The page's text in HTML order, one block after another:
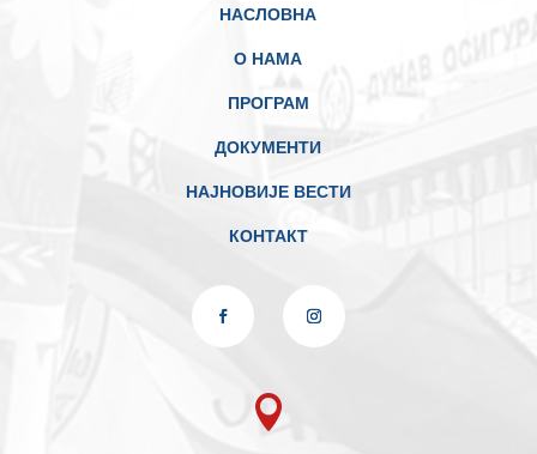
НАСЛОВНА
О НАМА
ПРОГРАМ
ДОКУМЕНТИ
НАЈНОВИЈЕ ВЕСТИ
КОНТАКТ
